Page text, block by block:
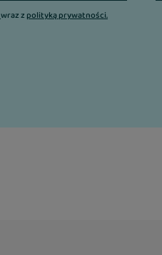
wraz zpolityką prywatności.